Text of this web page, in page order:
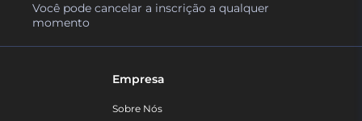
Você pode cancelar a inscrição a qualquer
momento
Empresa
Sobre Nós